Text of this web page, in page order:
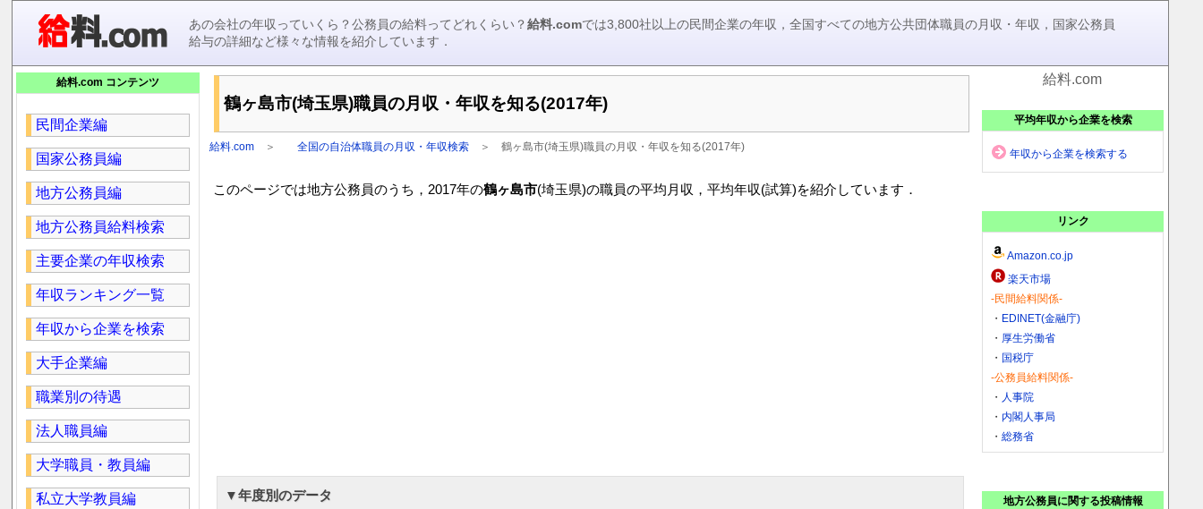
あの会社の年収っていくら？公務員の給料ってどれくらい？給料.comでは3,800社以上の民間企業の年収，全国すべての地方公共団体職員の月収・年収，国家公務員
給与の詳細など様々な情報を紹介しています．
鶴ヶ島市(埼玉県)職員の月収・年収を知る(2017年)
給料.com ＞ 全国の自治体職員の月収・年収検索 ＞鶴ヶ島市(埼玉県)職員の月収・年収を知る(2017年)
このページでは地方公務員のうち，2017年の鶴ヶ島市(埼玉県)の職員の平均月収，平均年収(試算)を紹介しています．
▼年度別のデータ
給料.com コンテンツ
民間企業編
国家公務員編
地方公務員編
地方公務員給料検索
主要企業の年収検索
年収ランキング一覧
年収から企業を検索
大手企業編
職業別の待遇
法人職員編
大学職員・教員編
私立大学教員編
給料.com
平均年収から企業を検索
年収から企業を検索する
リンク
Amazon.co.jp
楽天市場
-民間給料関係-
・ EDINET(金融庁)
・ 厚生労働省
・ 国税庁
-公務員給料関係-
・ 人事院
・ 内閣人事局
・総務省
地方公務員に関する投稿情報